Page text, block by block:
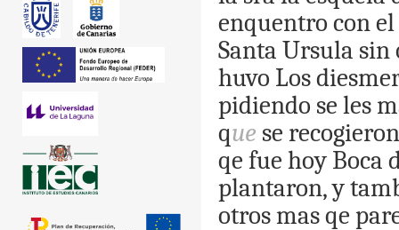
enquentro conel
Santa Ursula sin
huvo Los
pidiendo se les
que se recogieron
qe fue hoy Boca
plantaron,y
otros masqe